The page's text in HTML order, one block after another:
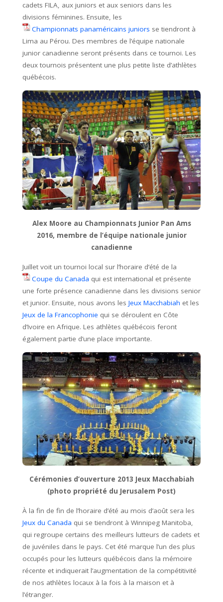
cadets FILA, aux juniors et aux seniors dans les
divisions féminines. Ensuite, les
Championnats panaméricains juniors se tiendront à
Lima au Pérou. Des membres de l’équipe nationale
junior canadienne seront présents dans ce tournoi. Les
deux tournois présentent une plus petite liste d’athlètes
québécois.
Alex Moore au Championnats Junior Pan Ams
2016, membre de l’équipe nationale junior
canadienne
Juillet voit un tournoi local sur l’horaire d’été de la
Coupe du Canada qui est international et présente
une forte présence canadienne dans les divisions senior
et junior. Ensuite, nous avons les Jeux Macchabiah et les
Jeux de la Francophonie qui se déroulent en Côte
d’Ivoire en Afrique. Les athlètes québécois feront
également partie d’une place importante.
Cérémonies d’ouverture 2013 Jeux Macchabiah
(photo propriété du Jerusalem Post)
À la fin de fin de l’horaire d’été au mois d’août sera les
Jeux du Canada qui se tiendront à Winnipeg Manitoba,
qui regroupe certains des meilleurs lutteurs de cadets et
de juvéniles dans le pays. Cet été marque l’un des plus
occupés pour les lutteurs québécois dans la mémoire
récente et indiquerait l’augmentation de la compétitivité
de nos athlètes locaux à la fois à la maison et à
l’étranger.